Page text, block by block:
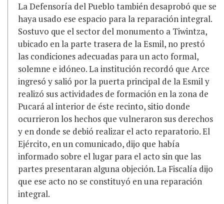
La Defensoría del Pueblo también desaprobó que se
haya usado ese espacio para la reparación integral.
Sostuvo que el sector del monumento a Tiwintza,
ubicado en la parte trasera de la Esmil, no prestó
las condiciones adecuadas para un acto formal,
solemne e idóneo. La institución recordó que Arce
ingresó y salió por la puerta principal de la Esmil y
realizó sus actividades de formación en la zona de
Pucará al interior de éste recinto, sitio donde
ocurrieron los hechos que vulneraron sus derechos
y en donde se debió realizar el acto reparatorio. El
Ejército, en un comunicado, dijo que había
informado sobre el lugar para el acto sin que las
partes presentaran alguna objeción. La Fiscalía dijo
que ese acto no se constituyó en una reparación
integral.